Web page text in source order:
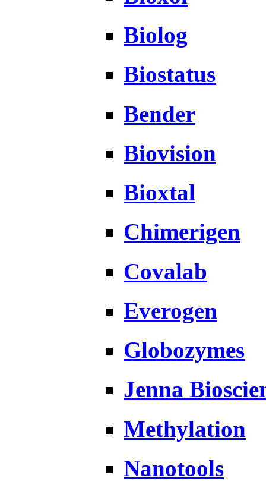
Biolog
Biostatus
Bender
Biovision
Bioxtal
Chimerigen
Covalab
Everogen
Globozymes
Jenna
Methylation
Nanotools